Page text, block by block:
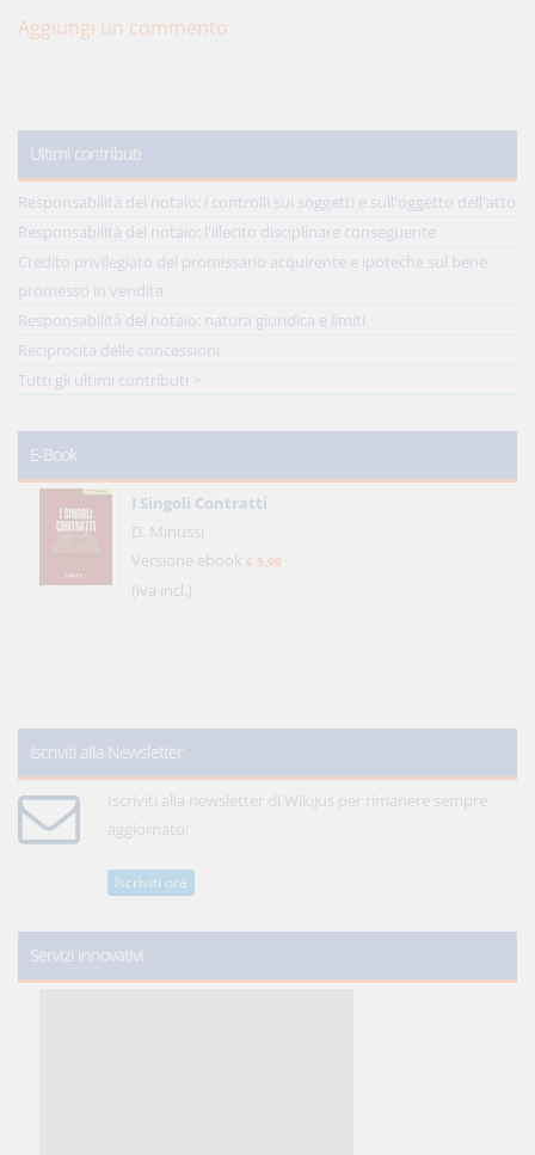
Aggiungi un commento
Ultimi contributi
Responsabilità del notaio: i controlli sui soggetti e sull'oggetto dell'atto
Responsabilità del notaio: l'illecito disciplinare conseguente
Credito privilegiato del promissario acquirente e ipoteche sul bene
promesso in vendita
Responsabilità del notaio: natura giuridica e limiti
Reciprocità delle concessioni
Tutti gli ultimi contributi >
E-Book
I Singoli Contratti
D. Minussi
Versione ebook € 5,99
(iva incl.)
Iscriviti alla Newsletter
Iscriviti alla newsletter di WikiJus per rimanere sempre
aggiornato!
Iscriviti ora
Servizi innovativi